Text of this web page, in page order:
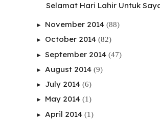
Selamat Hari Lahir Untuk
► November 2014 (88)
► October 2014 (82)
► September 2014 (47)
► August 2014 (9)
► July 2014 (6)
► May 2014 (1)
► April 2014 (1)